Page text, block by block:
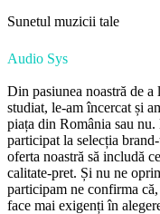
Sunetul muzicii tale
Audio Sys
Din pasiunea noastră de
studiat, le-am încercat și
piața din România sau
participat la selecția
oferta noastră să includă
calitate-pret. Și nu ne
participam ne confirma
face mai exigenți în